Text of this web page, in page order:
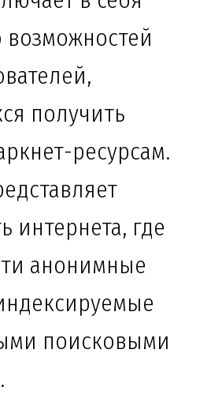
получить
ресурсам.
интернета, где
анонимные
поисковыми